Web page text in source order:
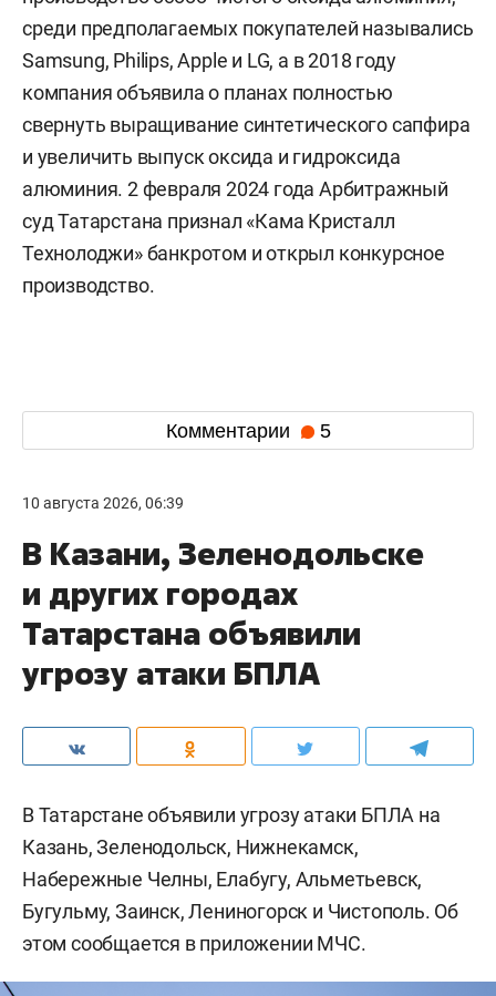
среди предполагаемых покупателей назывались
Samsung, Philips, Apple и LG, а в 2018 году
компания объявила о планах полностью
свернуть выращивание синтетического сапфира
и увеличить выпуск оксида и гидроксида
алюминия. 2 февраля 2024 года Арбитражный
суд Татарстана признал «Кама Кристалл
Технолоджи» банкротом и открыл конкурсное
производство.
Комментарии 5
10 августа 2026, 06:39
В Казани, Зеленодольске
и других городах
Татарстана объявили
угрозу атаки БПЛА
В Татарстане объявили угрозу атаки БПЛА на
Казань, Зеленодольск, Нижнекамск,
Набережные Челны, Елабугу, Альметьевск,
Бугульму, Заинск, Лениногорск и Чистополь. Об
этом сообщается в приложении МЧС.